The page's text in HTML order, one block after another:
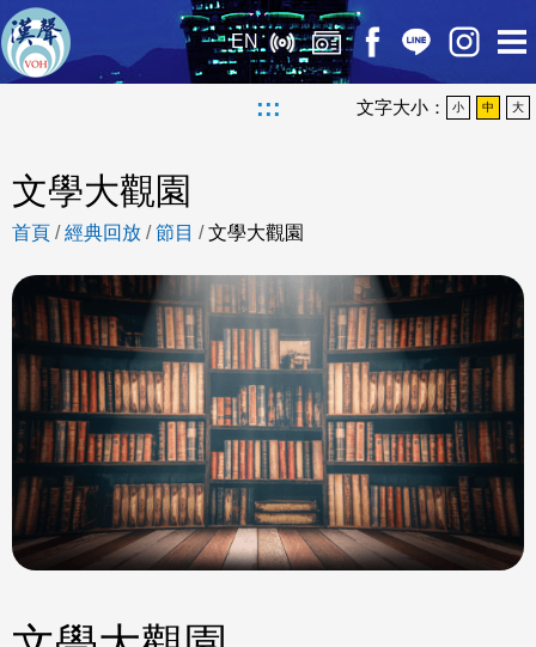
EN
::: 文字大小： 小 中 大
文學大觀園
首頁 /經典回放 /節目 /文學大觀園